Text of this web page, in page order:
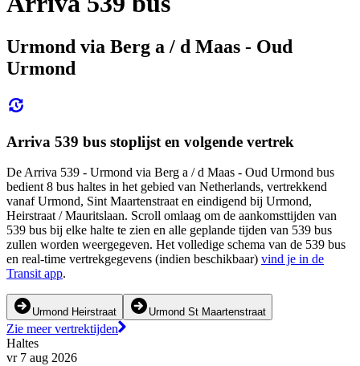
Urmond via Berg a / d Maas - Oud
Urmond
Arriva 539 bus stoplijst en volgende vertrek
De Arriva 539 - Urmond via Berg a / d Maas - Oud Urmond bus
bedient 8 bus haltes in het gebied van Netherlands, vertrekkend
vanaf Urmond, Sint Maartenstraat en eindigend bij Urmond,
Heirstraat / Mauritslaan. Scroll omlaag om de aankomsttijden van
539 bus bij elke halte te zien en alle geplande tijden van 539 bus
zullen worden weergegeven. Het volledige schema van de 539 bus
en real-time vertrekgegevens (indien beschikbaar) vind je in de
Transit app.
Urmond Heirstraat Urmond St Maartenstraat
Zie meer vertrektijden
Haltes
vr 7 aug 2026